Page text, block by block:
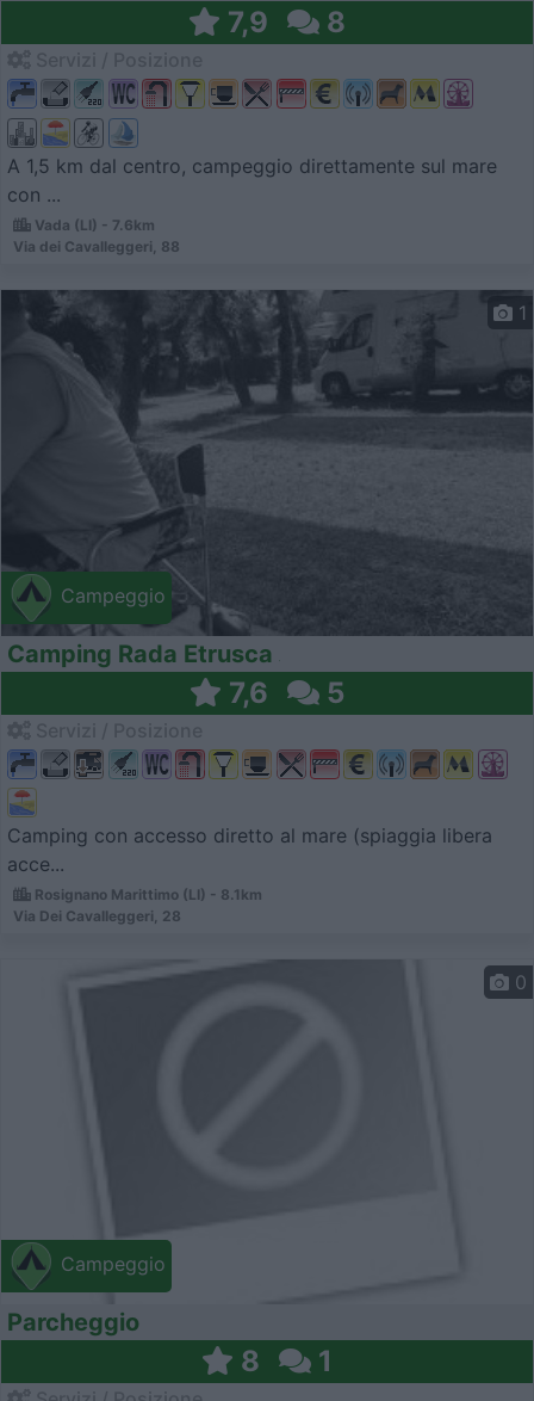
7,9 8
A 1,5 km dal centro, campeggio direttamente sul mare
con ...
Vada (LI) - 7.6km
Via dei Cavalleggeri, 88
Campeggio
1
Camping Rada Etrusca
7,6 5
Camping con accesso diretto al mare (spiaggia libera
acce...
Rosignano Marittimo (LI) - 8.1km
Via Dei Cavalleggeri, 28
Campeggio
0
Parcheggio
8 1